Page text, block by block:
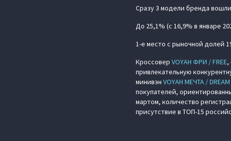
Сразу 3 модели бренда
До 25,1% (с 16,9% в январе
1-е место с рыночной долей
Кроссовер VOYAH ФРИ / FREE,
привлекательную
минивэн VOYAH МЕЧТА / DREAM
покупателей,
мартом, количество
присутствие в ТОП-15